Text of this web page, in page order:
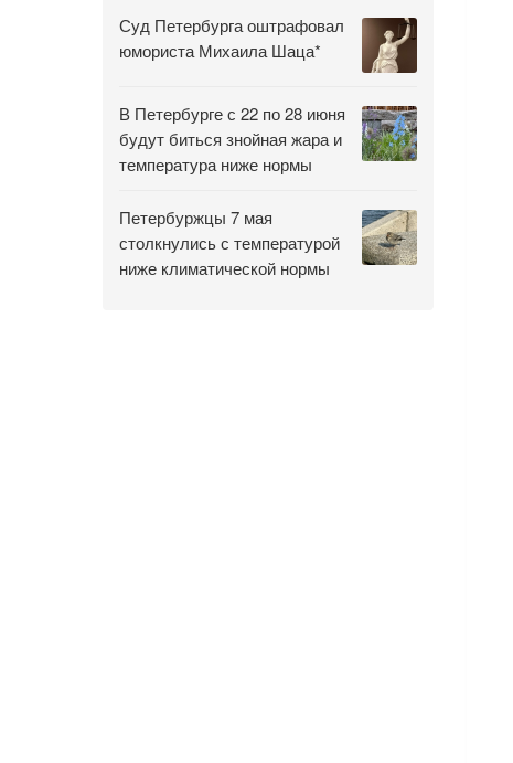
Суд Петербурга оштрафовал
юмориста Михаила Шаца*
В Петербурге с 22 по 28 июня
будут биться знойная жара и
температура ниже нормы
Петербуржцы 7 мая
столкнулись с температурой
ниже климатической нормы